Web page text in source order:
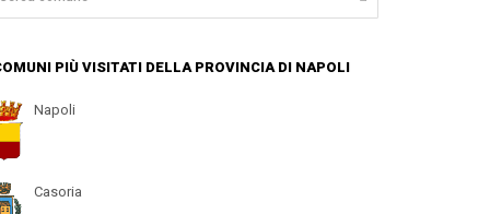
PIÙ VISITATI DELLA PROVINCIA DI NAPOLI
Napoli
Casoria